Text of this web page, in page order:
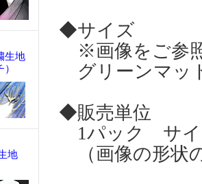
生地
地
◆サイズ
※画像をご参
グリーンマッ
◆販売単位
1パック サイ
（画像の形状